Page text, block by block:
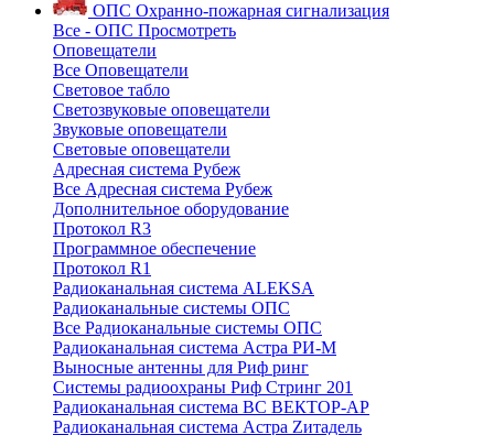
ОПС Охранно-пожарная сигнализация
Все - ОПС Просмотреть
Оповещатели
Все Оповещатели
Световое табло
Светозвуковые оповещатели
Звуковые оповещатели
Световые оповещатели
Адресная система Рубеж
Все Адресная система Рубеж
Дополнительное оборудование
Протокол R3
Программное обеспечение
Протокол R1
Радиоканальная система ALEKSA
Радиоканальные системы ОПС
Все Радиоканальные системы ОПС
Радиоканальная система Астра РИ-М
Выносные антенны для Риф ринг
Системы радиоохраны Риф Стринг 201
Радиоканальная система ВС ВЕКТОР-АР
Радиоканальная система Астра Zитадель